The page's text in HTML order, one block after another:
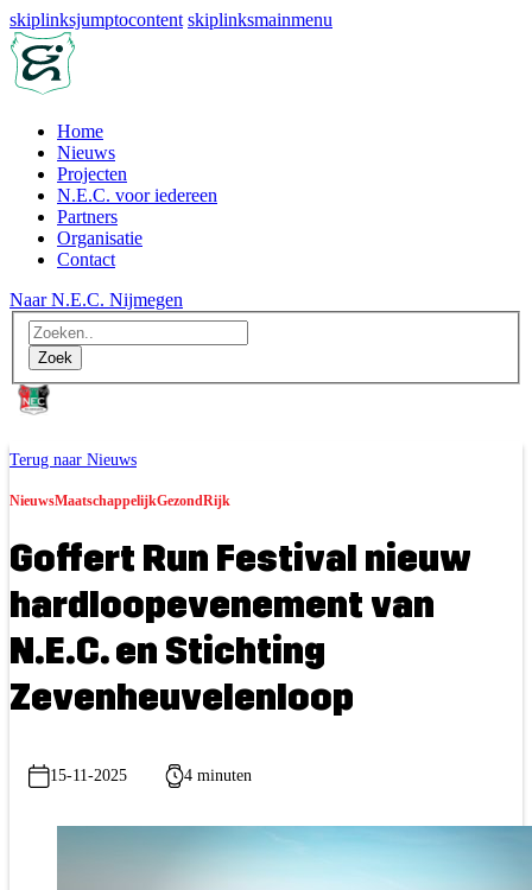
skiplinksjumptocontent skiplinksmainmenu
Home
Nieuws
Projecten
N.E.C. voor iedereen
Partners
Organisatie
Contact
Naar N.E.C. Nijmegen
Terug naar Nieuws
NieuwsMaatschappelijkGezondRijk
Goffert Run Festival nieuw
hardloopevenement van
N.E.C. en Stichting
Zevenheuvelenloop
15-11-2025 4 minuten